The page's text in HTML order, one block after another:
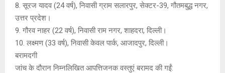
8. सूरज यादव (24 वर्ष), निवासी ग्राम सलारपुर, सेक्टर-39, गौतमबुद्ध नगर,
उत्तर प्रदेश।
9. गौरव नाहर (22 वर्ष), निवासी राम नगर, शाहदरा, दिल्ली।
10. लक्ष्मण (33 वर्ष), निवासी केवल पार्क, आजादपुर, दिल्ली।
बरामदगी
जांच के दौरान निम्नलिखित आपत्तिजनक वस्तुएं बरामद की गईं: